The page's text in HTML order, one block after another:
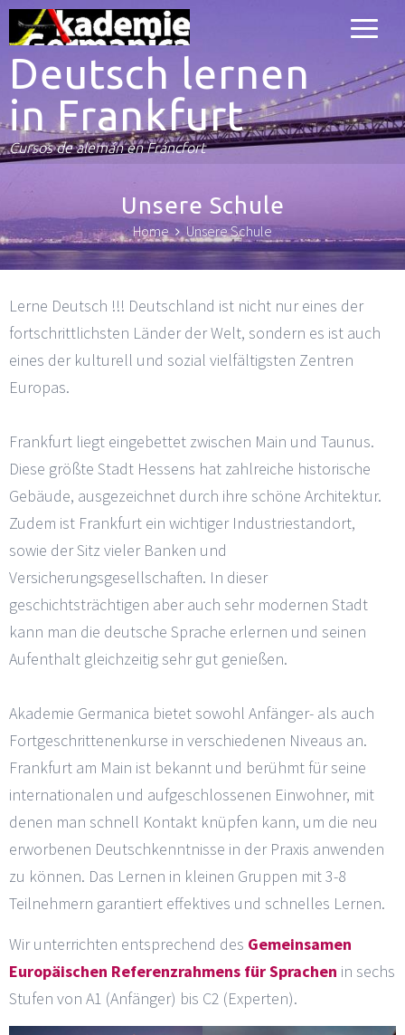
Deutsch lernen
in Frankfurt
Cursos de alemán en Fráncfort
Unsere Schule
Home Unsere Schule
Lerne Deutsch !!! Deutschland ist nicht nur eines der
fortschrittlichsten Länder der Welt, sondern es ist auch
eines der kulturell und sozial vielfältigsten Zentren
Europas.
Frankfurt liegt eingebettet zwischen Main und Taunus.
Diese größte Stadt Hessens hat zahlreiche historische
Gebäude, ausgezeichnet durch ihre schöne Architektur.
Zudem ist Frankfurt ein wichtiger Industriestandort,
sowie der Sitz vieler Banken und
Versicherungsgesellschaften. In dieser
geschichtsträchtigen aber auch sehr modernen Stadt
kann man die deutsche Sprache erlernen und seinen
Aufenthalt gleichzeitig sehr gut genießen.
Akademie Germanica bietet sowohl Anfänger- als auch
Fortgeschrittenenkurse in verschiedenen Niveaus an.
Frankfurt am Main ist bekannt und berühmt für seine
internationalen und aufgeschlossenen Einwohner, mit
denen man schnell Kontakt knüpfen kann, um die neu
erworbenen Deutschkenntnisse in der Praxis anwenden
zu können. Das Lernen in kleinen Gruppen mit 3-8
Teilnehmern garantiert effektives und schnelles Lernen.
Wir unterrichten entsprechend des Gemeinsamen
Europäischen Referenzrahmens für Sprachen in sechs
Stufen von A1 (Anfänger) bis C2 (Experten).